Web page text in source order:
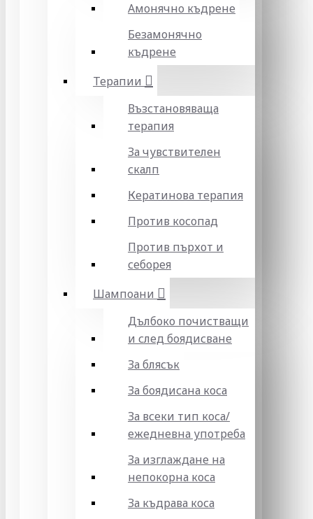
Амонячно къдрене
Безамонячно
къдрене
Терапии
Възстановяваща
терапия
За чувствителен
скалп
Кератинова терапия
Против косопад
Против пърхот и
себорея
Шампоани
Дълбоко почистващи
и след боядисване
За блясък
За боядисана коса
За всеки тип коса/
ежедневна употреба
За изглаждане на
непокорна коса
За къдрава коса